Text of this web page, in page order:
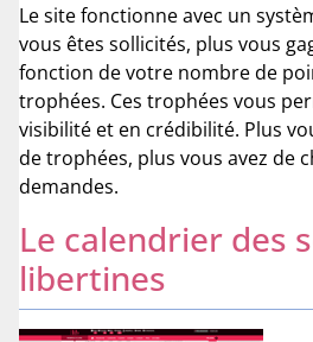
Le site fonctionne avec un
vous êtes sollicités, plus vous
fonction de votre nombre de
trophées. Ces trophées vous
visibilité et en crédibilité. Plus
de trophées, plus vous avez de
demandes.
Le calendrier des
libertines